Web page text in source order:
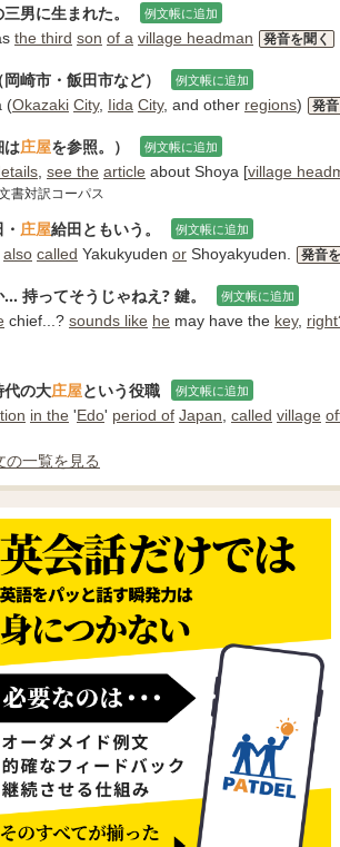
男に生まれた。 例文帳に追加
the third son of a village headman 発音を聞く
（岡崎市・飯田市など） 例文帳に追加
(Okazaki City, Iida City, and other regions) 発
は庄屋を参照。） 例文帳に追加
see the article about Shoya [village
書対訳コーパス
庄屋給田ともいう。 例文帳に追加
also called Yakukyuden or Shoyakyuden. 発音
... 持ってそうじゃねえ? 鍵。 例文帳に追加
chief...? sounds like he may have the key,
代の大庄屋という役職 例文帳に追加
in the 'Edo' period of Japan called village
の一覧を見る